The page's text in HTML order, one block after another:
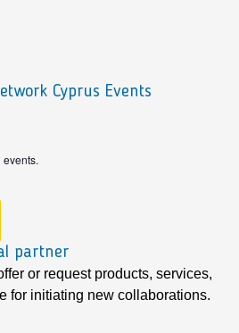
Cyprus Events
partner
or request products, services,
for initiating new collaborations.